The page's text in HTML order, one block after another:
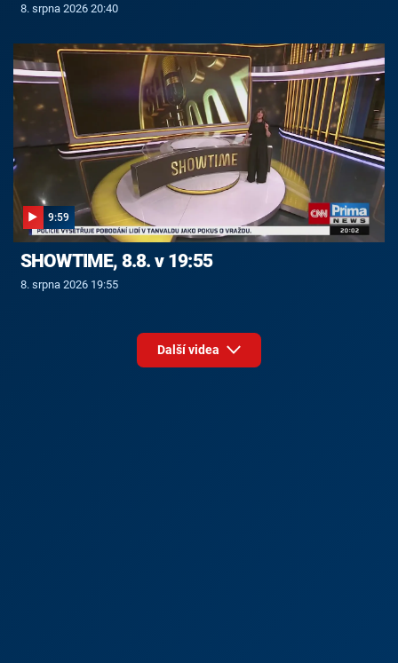
8. srpna 2026 20:40
9:59
SHOWTIME, 8.8. v 19:55
8. srpna 2026 19:55
Další videa